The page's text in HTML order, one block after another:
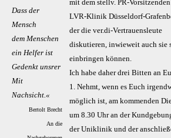
Dass der
Mensch
dem Menschen
ein Helfer ist
Gedenkt unsrer
Mit
Nachsicht.«
Bertolt Brecht
An die
mit dem stellv. PR-
LVR-Klinik Düsseldorf-
der die ver.di-Vertrauensleute
diskutieren, inwieweit auch sie
einbringen können.
Ich habe daher drei Bitten an
1. Nehmt, wenn es Euch
möglich ist, am kommenden
um 8.30 Uhr an der
der Uniklinik und der